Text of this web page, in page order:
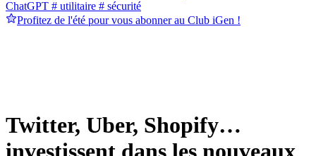
ChatGPT # utilitaire # sécurité
Profitez de l'été pour vous abonner au Club iGen !
Twitter, Uber, Shopify…